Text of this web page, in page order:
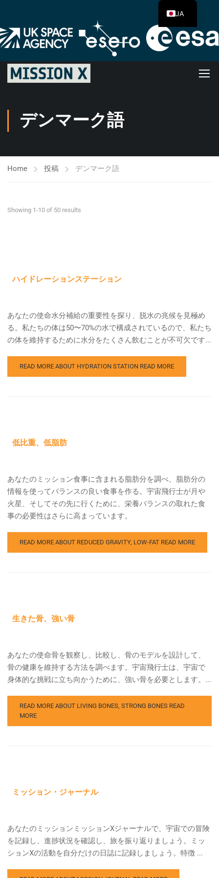
デンマーク語
Home 投稿 デンマーク語
Showing 1-10 of 50 results
ハイドレーションステーション
あなたの使命水分補給の重要性を探り、脱水の兆候を見極め
る。私たちの体は50〜70%の水で構成されているので、私たち
の体を維持するために水分をたくさん飲むことが不可欠です...
READ MORE ABOUT HYDRATION STATION READ MORE
低比重、低脂肪
あなたのミッション食事に含まれる脂肪分を調べ、脂肪分の
情報を使ってバランスの良い食事を作る。宇宙飛行士が月や
火星、そしてその先に行くために、栄養バランスの取れた食
事の必要性はさらに高まっています。
READ MORE ABOUT REDUCED GRAVITY, LOW-FAT READ MORE
生きた骨、強い骨
あなたの使命骨を観察し、比較し、骨のモデルを設計して、
骨の健康を維持する方法を調べます。宇宙飛行士は、宇宙で
身体的な挑戦に立ち向かうために、強い骨を必要とします。...
READ MORE ABOUT LIVING BONES, STRONG BONES READ
MORE
ミッション・ジャーナル
あなたのミッションミッションXジャーナルで、宇宙での冒険
を記録し、進捗状況を確認し、旅を振り返りましょう。ミッ
ションXの活動を自分だけの日誌に記録しましょう。特徴 ...
JA